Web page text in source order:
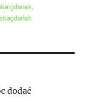
,
dodać